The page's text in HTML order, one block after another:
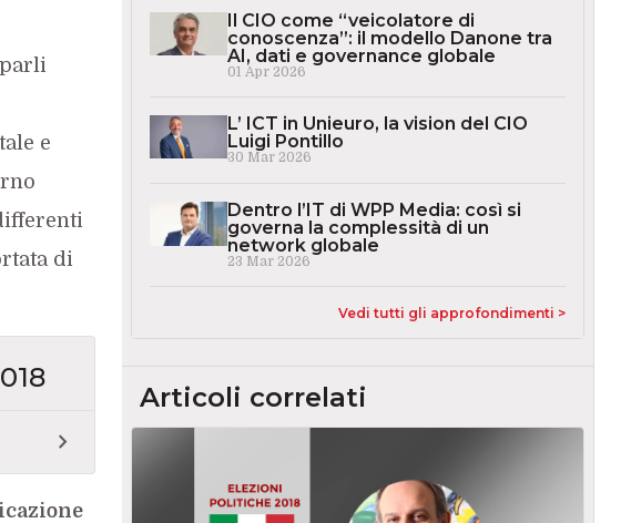
e
di
Il CIO come “veicolatore di
conoscenza”: il modello Danone tra
AI, dati e governance globale
01 Apr 2026
L’ ICT in Unieuro, la vision del CIO
Luigi Pontillo
30 Mar 2026
Dentro l’IT di WPP Media: così si
governa la complessità di un
network globale
23 Mar 2026
Vedi tutti gli approfondimenti >
Articoli correlati